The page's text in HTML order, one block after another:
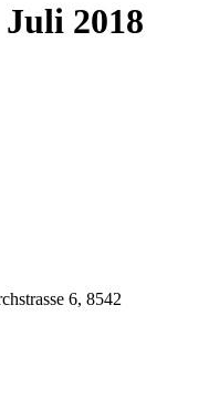
2018
6, 8542